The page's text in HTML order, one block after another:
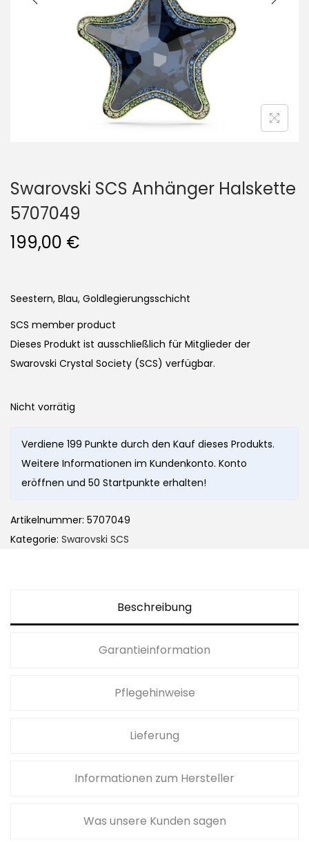
o
n
Swarovski SCS Anhänger Halskette
5707049
199,00 €
Seestern, Blau, Goldlegierungsschicht
SCS member product
Dieses Produkt ist ausschließlich für Mitglieder der
Swarovski Crystal Society (SCS) verfügbar.
Nicht vorrätig
Verdiene 199 Punkte durch den Kauf dieses Produkts.
Weitere Informationen im Kundenkonto. Konto
eröffnen und 50 Startpunkte erhalten!
Artikelnummer: 5707049
Kategorie: Swarovski SCS
Beschreibung
Garantieinformation
Pflegehinweise
Lieferung
Informationen zum Hersteller
Was unsere Kunden sagen